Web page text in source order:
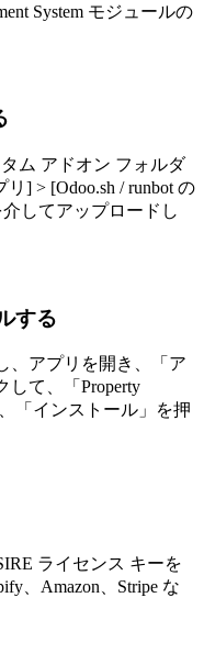
System モジュールの
ム アドオン フォルダ
] > [Odoo.sh / runbot の
してアップロードし
する
、アプリを開き、「ア
して、「Property
「インストール」を押
ライセンス キーを
、Amazon、Stripe な